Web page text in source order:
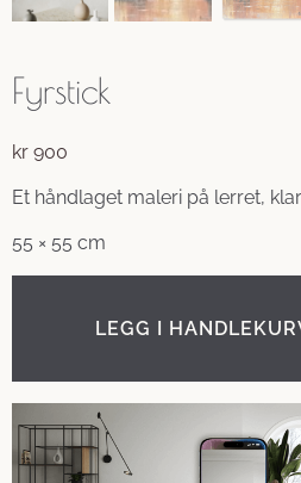
Fyrstick
kr 900
Et håndlaget maleri på lerret,
55 × 55 cm
LEGG I